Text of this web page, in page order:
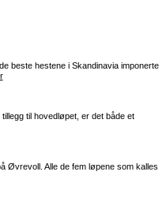
beste hestene i Skandinavia imponerte
til hovedløpet, er det både et
Øvrevoll. Alle de fem løpene som kalles